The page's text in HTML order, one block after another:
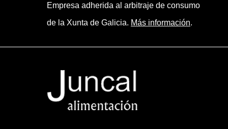
Empresa adherida al arbitraje de consumo
de la Xunta de Galicia. Más información.